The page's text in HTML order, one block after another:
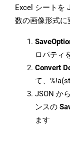
Excel シートを
数の画像形式に
ロパティ
Convert
て、
JSON か
ンスの
ます